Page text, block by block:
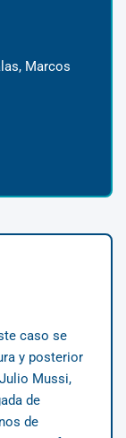
Marcos
caso se
y posterior
Mussi,
de
de